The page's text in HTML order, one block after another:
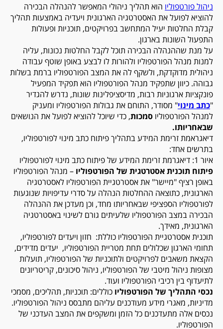
ניהול פורטפוליו הוא תהליך ניהולי המאפשר להנהלה הבכירה
להוציא לפועל את האסטרטגיה הארגונית ויעדיה באמצעות תהליך
קבלת החלטות יעיל המתחשב בפרויקטים, תוכניות ופעולות
התפעול השונות בארגון.
על מנת שההנהלה הבכירה תוכל לקבל החלטות נכונות, עליה
למנות מנהל הפורטפוליו ולהורות לו לבצע באופן שוטף עבודה
ניהולית מדוקדקת, ולשקף לה את המצב הפורטפוליו ברמת בשלות
גבוהה. כיוון שתפקיד מנהל הפורטפוליו הוא תפקיד המפעיל
פונקציות ארגוניות רבות, מדיסציפלינות שונות, נדרש להגדיר
"כתב מינוי" מסודר, התוחם את גבולות הפורטפוליו ומעניק
למנהל הפורטפוליו סמכות, כדי שיוכל להוציא לפועל את הנושאים
שבאחריותו.
דיאגראמת זרימת המידע בתהליך פיתוח כתב מינוי לפורטפוליו,
בתרשים אחד:
איור 1: דיאגרמת זרימת המידע של פיתוח כתב מינוי לפורטפוליו
פיתוח תוכנית אסטרטגית של הפורטפוליו – מנהל הפורטפוליו
באופן רציף "מיישר" את אסטרטגיית הפורטפוליו לאסטרטגיה
הארגונית, כתוצאה ההחלטות הנהלה על סדרי עדיפויות שנוגעות
לפורטפוליו הספציפי שבאחריותו מחד, וכן מעדכן את ההנהלה
הבכירה במצב הפורטפוליו שלעיתים גורם לשינוי באסטרטגיה
הארגונית, מאידך.
תוכנית אסטרטגיית הפורטפוליו כוללת: חזון ויעדים לפורטפוליו,
תחומי הארגון שכלולים תחת מטריית הפורטפוליו, יעדים מדידים,
הקצאת משאבים לפרויקטים ולתוכניות של הפורטפוליו, תועלות
מצופות ניהול מיטבי של הפורטפוליו, ניהול סיכונים, קריטריונים
לתיעדוף בין רכיבי הפורטפוליו ועוד.
נכסי התהליך של הפורטפוליו כוללים: תוכניות, תהליכים, מסמכי
מדיניות, מאגרי מידע מעודכנים עליהם מתבסס ניהול הפורטפוליו.
נכסים אלה מתעדכנים כל הזמן ומשקפים את המצב העדכני של
הפורטפוליו.